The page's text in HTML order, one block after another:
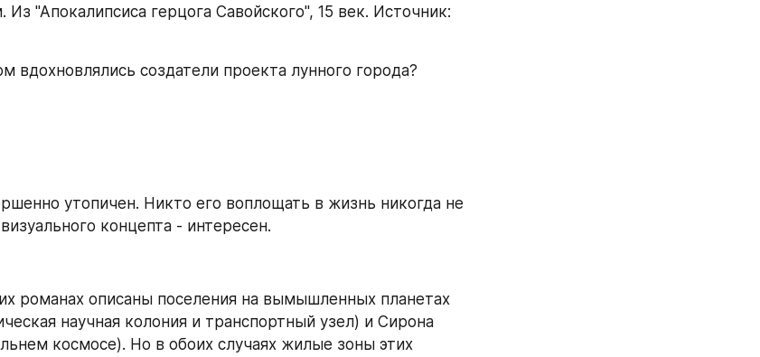
"Апокалипсиса герцога Савойского", 15 век. Источник:
вдохновлялись создатели проекта лунного города?
утопичен. Никто его воплощать в жизнь никогда не
концепта - интересен.
романах описаны поселения на вымышленных планетах
научная колония и транспортный узел) и Сирона
космосе). Но в обоих случаях жилые зоны этих